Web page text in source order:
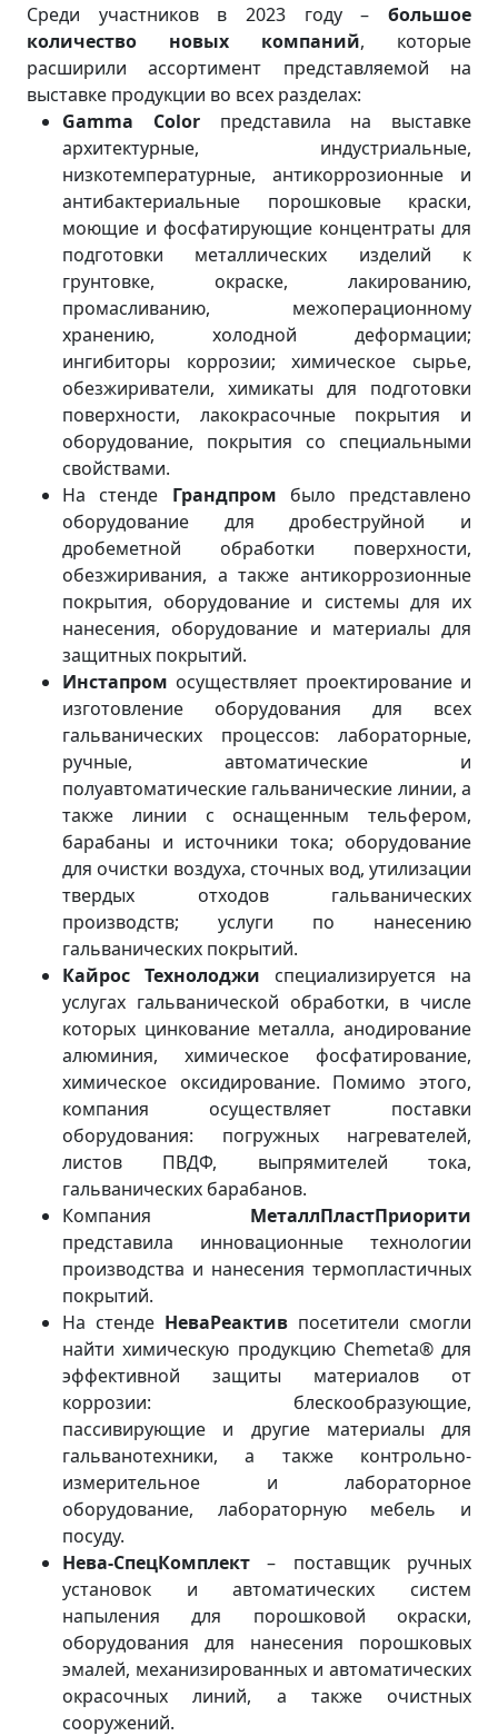
Среди участников в 2023 году – большое
количество новых компаний, которые
расширили ассортимент представляемой на
выставке продукции во всех разделах:
Gamma Colorпредставила на выставке
архитектурные, индустриальные,
низкотемпературные, антикоррозионные и
антибактериальные порошковые краски,
моющие и фосфатирующие концентраты для
подготовки металлических изделий к
грунтовке, окраске, лакированию,
промасливанию, межоперационному
хранению, холодной деформации;
ингибиторы коррозии; химическое сырье,
обезжириватели, химикаты для подготовки
поверхности, лакокрасочные покрытия и
оборудование, покрытия со специальными
свойствами.
На стенде Грандпром было представлено
оборудование для дробеструйной и
дробеметной обработки поверхности,
обезжиривания, а также антикоррозионные
покрытия, оборудование и системы для их
нанесения, оборудование и материалы для
защитных покрытий.
Инстапром осуществляет проектирование и
изготовление оборудования для всех
гальванических процессов: лабораторные,
ручные, автоматические и
полуавтоматические гальванические линии, а
также линии с оснащенным тельфером,
барабаны и источники тока; оборудование
для очистки воздуха, сточных вод, утилизации
твердых отходов гальванических
производств; услуги по нанесению
гальванических покрытий.
Кайрос Технолоджи специализируется на
услугах гальванической обработки, в числе
которых цинкование металла, анодирование
алюминия, химическое фосфатирование,
химическое оксидирование. Помимо этого,
компания осуществляет поставки
оборудования: погружных нагревателей,
листов ПВДФ, выпрямителей тока,
гальванических барабанов.
Компания МеталлПластПриорити
представила инновационные технологии
производства и нанесения термопластичных
покрытий.
На стенде НеваРеактив посетители смогли
найти химическую продукцию Chemeta® для
эффективной защиты материалов от
коррозии: блескообразующие,
пассивирующие и другие материалы для
гальванотехники, а также контрольно-
измерительное и лабораторное
оборудование, лабораторную мебель и
посуду.
Нева-СпецКомплект – поставщик ручных
установок и автоматических систем
напыления для порошковой окраски,
оборудования для нанесения порошковых
эмалей, механизированных и автоматических
окрасочных линий, а также очистных
сооружений.